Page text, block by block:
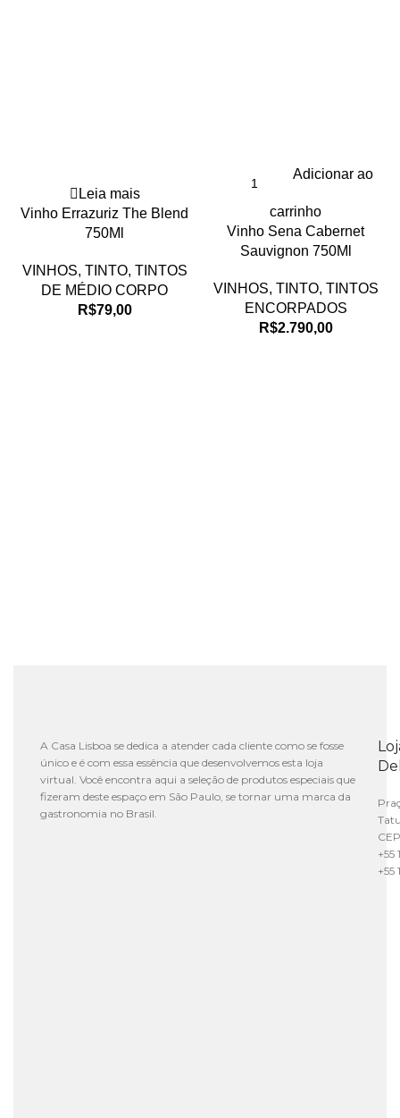
Leia mais
Vinho Errazuriz The Blend
750Ml
VINHOS, TINTO, TINTOS
DE MÉDIO CORPO
R$79,00
Adicionar ao
carrinho
Vinho Sena Cabernet
Sauvignon 750Ml
VINHOS, TINTO, TINTOS
ENCORPADOS
R$2.790,00
A Casa Lisboa se dedica a atender cada cliente como se fosse
único e é com essa essência que desenvolvemos esta loja
virtual. Você encontra aqui a seleção de produtos especiais que
fizeram deste espaço em São Paulo, se tornar uma marca da
gastronomia no Brasil.
+55
+55